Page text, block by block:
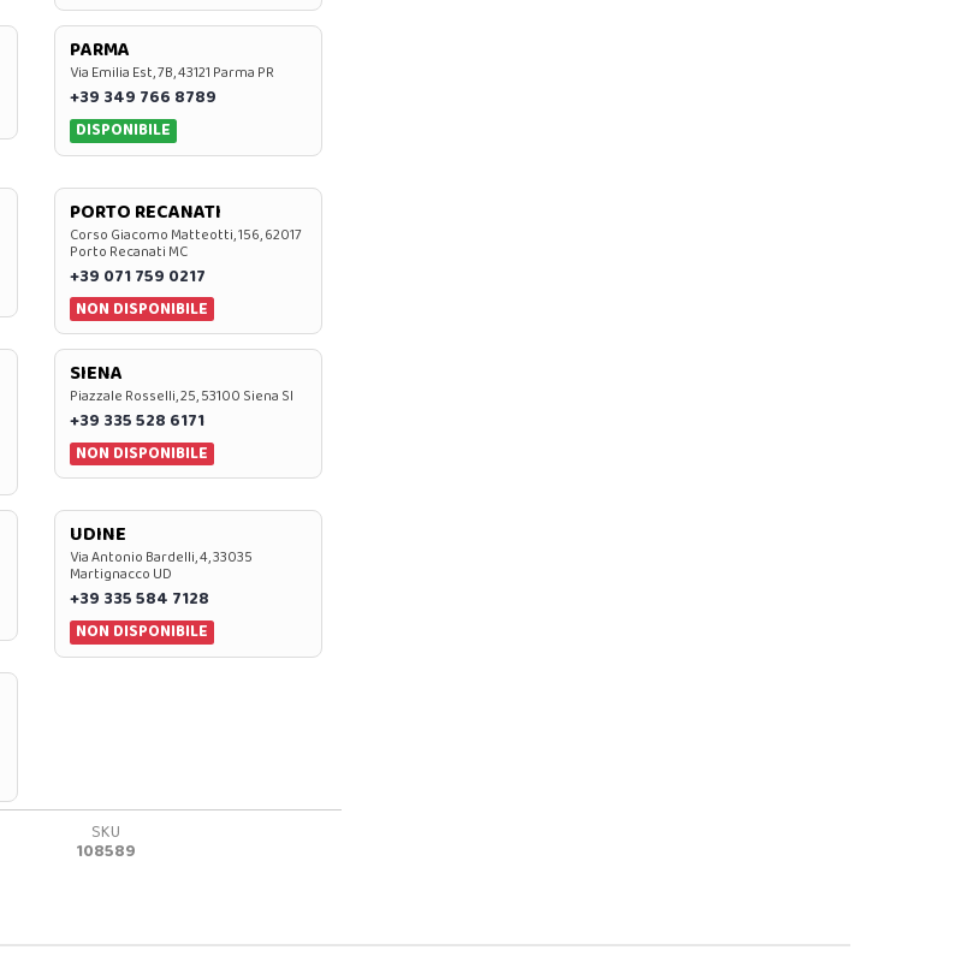
PARMA
Via Emilia Est, 7B, 43121 Parma PR
+39 349 766 8789
DISPONIBILE
PORTO RECANATI
Corso Giacomo Matteotti, 156, 62017
Porto Recanati MC
+39 071 759 0217
NON DISPONIBILE
SIENA
Piazzale Rosselli, 25, 53100 Siena SI
+39 335 528 6171
NON DISPONIBILE
UDINE
Via Antonio Bardelli, 4, 33035
Martignacco UD
+39 335 584 7128
NON DISPONIBILE
SKU
108589